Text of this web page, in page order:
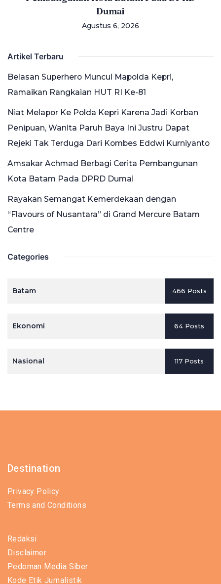
Dumai
Agustus 6, 2026
Artikel Terbaru
Belasan Superhero Muncul Mapolda Kepri,
Ramaikan Rangkaian HUT RI Ke-81
Niat Melapor Ke Polda Kepri Karena Jadi Korban
Penipuan, Wanita Paruh Baya Ini Justru Dapat
Rejeki Tak Terduga Dari Kombes Eddwi Kurniyanto
Amsakar Achmad Berbagi Cerita Pembangunan
Kota Batam Pada DPRD Dumai
Rayakan Semangat Kemerdekaan dengan
“Flavours of Nusantara” di Grand Mercure Batam
Centre
Categories
Batam 466 Posts
Ekonomi 64 Posts
Nasional 117 Posts
Destination
Privacy Policy
Terms and Conditions
Redaksi
Disclaimer
Pedoman Media Siber
Kode Etik Jurnalistik